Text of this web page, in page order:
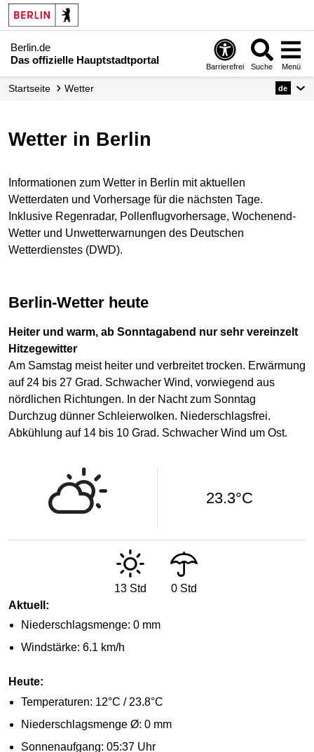
Berlin.de
Das offizielle Hauptstadtportal
Barrierefrei Suche Menü
Startseite Wetter de
Wetter in Berlin
Informationen zum Wetter in Berlin mit aktuellen
Wetterdaten und Vorhersage für die nächsten Tage.
Inklusive Regenradar, Pollenflugvorhersage, Wochenend-
Wetter und Unwetterwarnungen des Deutschen
Wetterdienstes (DWD).
Berlin-Wetter heute
Heiter und warm, ab Sonntagabend nur sehr vereinzelt
Hitzegewitter
Am Samstag meist heiter und verbreitet trocken. Erwärmung
auf 24 bis 27 Grad. Schwacher Wind, vorwiegend aus
nördlichen Richtungen. In der Nacht zum Sonntag
Durchzug dünner Schleierwolken. Niederschlagsfrei.
Abkühlung auf 14 bis 10 Grad. Schwacher Wind um Ost.
23.3°C
13 Std
0 Std
Aktuell:
Niederschlagsmenge: 0 mm
Windstärke: 6.1 km/h
Heute:
Temperaturen: 12°C / 23.8°C
Niederschlagsmenge Ø: 0 mm
Sonnenaufgang: 05:37 Uhr